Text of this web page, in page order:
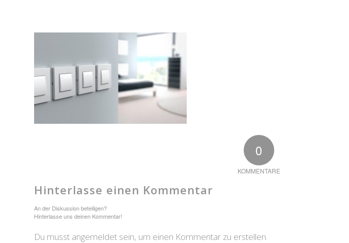
0
KOMMENTARE
Hinterlasse einen Kommentar
An der Diskussion beteiligen?
Hinterlasse uns deinen Kommentar!
Du musst angemeldet sein, um einen Kommentar zu erstellen.